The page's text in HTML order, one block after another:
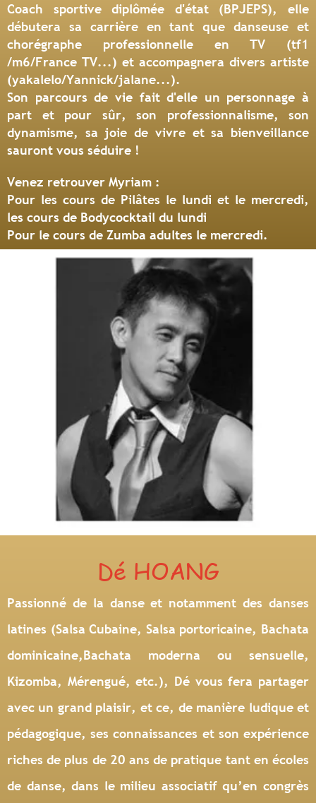
Coach sportive diplômée d'état (BPJEPS), elle
débutera sa carrière en tant que danseuse et
chorégraphe professionnelle en TV (tf1
/m6/France TV...) et accompagnera divers artiste
(yakalelo/Yannick/jalane...).
Son parcours de vie fait d'elle un personnage à
part et pour sûr, son professionnalisme, son
dynamisme, sa joie de vivre et sa bienveillance
sauront vous séduire !
Venez retrouver Myriam :
Pour les cours de Pilâtes le lundi et le mercredi,
les cours de Bodycocktail du lundi
Pour le cours de Zumba adultes le mercredi.
Dé HOANG
Passionné de la danse et notamment des danses
latines (Salsa Cubaine, Salsa portoricaine, Bachata
dominicaine,Bachata moderna ou sensuelle,
Kizomba, Mérengué, etc.), Dé vous fera partager
avec un grand plaisir, et ce, de manière ludique et
pédagogique, ses connaissances et son expérience
riches de plus de 20 ans de pratique tant en écoles
de danse, dans le milieu associatif qu’en congrès